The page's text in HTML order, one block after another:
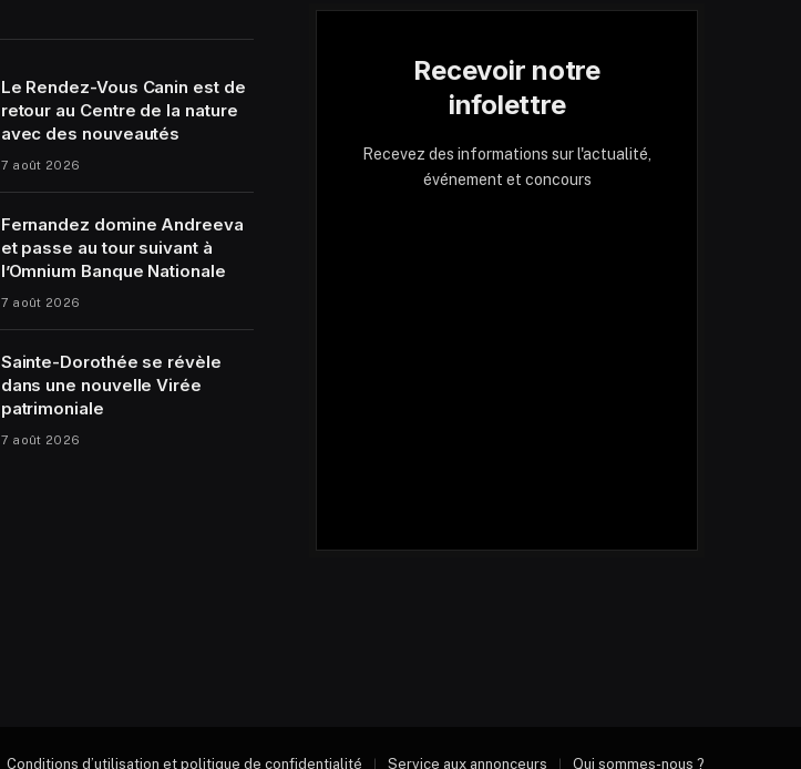
Le Rendez-Vous Canin est de
retour au Centre de la nature
avec des nouveautés
7 août 2026
Fernandez domine Andreeva
et passe au tour suivant à
l’Omnium Banque Nationale
7 août 2026
Sainte-Dorothée se révèle
dans une nouvelle Virée
patrimoniale
7 août 2026
Recevoir notre
infolettre
Recevez des informations sur l'actualité,
événement et concours
Conditions d’utilisation et politique de confidentialité Service aux annonceurs Qui sommes-nous ?